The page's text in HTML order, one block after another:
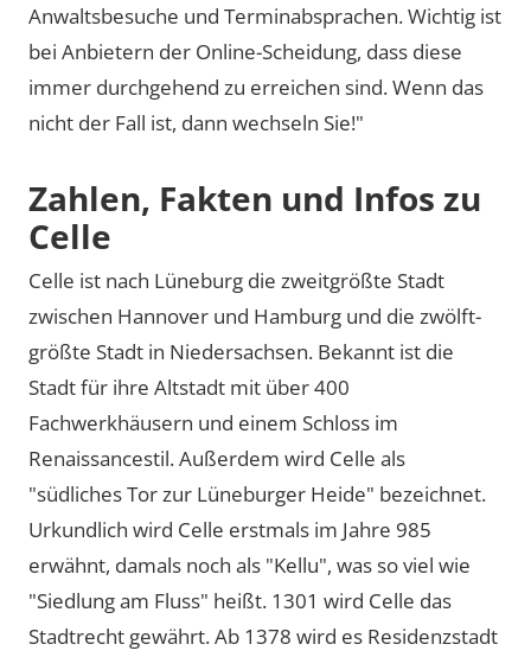
Anwaltsbesuche und Terminabsprachen. Wichtig ist
bei Anbietern der Online-Scheidung, dass diese
immer durchgehend zu erreichen sind. Wenn das
nicht der Fall ist, dann wechseln Sie!"
Zahlen, Fakten und Infos zu
Celle
Celle ist nach Lüneburg die zweitgrößte Stadt
zwischen Hannover und Hamburg und die zwölft-
größte Stadt in Niedersachsen. Bekannt ist die
Stadt für ihre Altstadt mit über 400
Fachwerkhäusern und einem Schloss im
Renaissancestil. Außerdem wird Celle als
südliches Tor zur Lüneburger Heide bezeichnet.
Urkundlich wird Celle erstmals im Jahre 985
erwähnt, damals noch als Kellu , was so viel wie
Siedlung am Fluss heißt. 1301 wird Celle das
Stadtrecht gewährt. Ab 1378 wird es Residenzstadt